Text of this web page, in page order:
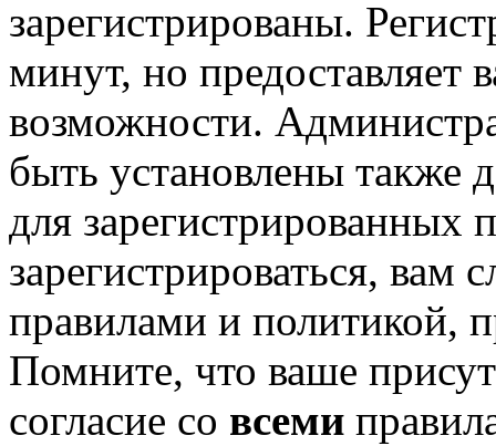
зарегистрированы.
минут, но предоставляет
возможности.
быть установлены также
для зарегистрированных
зарегистрироваться, вам
правилами и политикой,
Помните, что ваше
согласие со всеми